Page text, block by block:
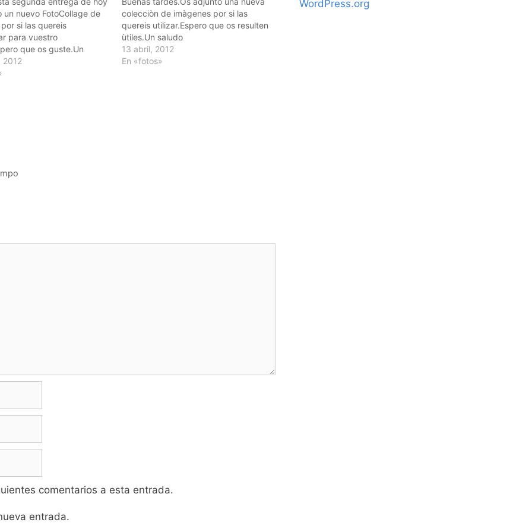
un nuevo FotoCollage de
si las quereis
para vuestro
que os guste.Un
2012
colecciòn de imàgenes por si las
quereis utilizar.Espero que os resulten
ùtiles.Un saludo
13 abril, 2012
En «fotos»
comentarios a esta entrada.
entrada.
WordPress.org